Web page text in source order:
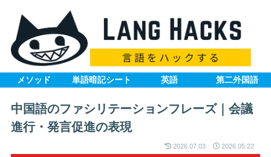
メソッド 単語暗記シート 英語 第二外国語
中国語のファシリテーションフレーズ｜会議
進行・発言促進の表現
2026.07.03 2026.05.22